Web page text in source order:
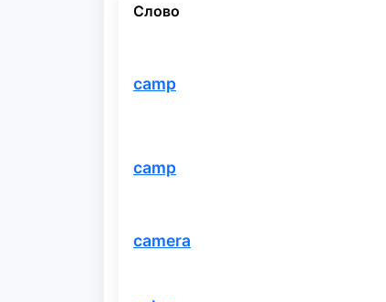
Слово
camp
camp
camera